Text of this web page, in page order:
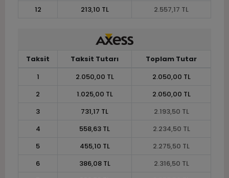
12
213,10 TL 2.557,17 TL
Taksit Taksit Tutarı
Toplam Tutar
1
2.050,00 TL
2.050,00 TL
2
1.025,00 TL
2.050,00 TL
3
731,17 TL
2.193,50 TL
4
558,63 TL
2.234,50 TL
5
455,10 TL
2.275,50 TL
6
386,08 TL
2.316,50 TL